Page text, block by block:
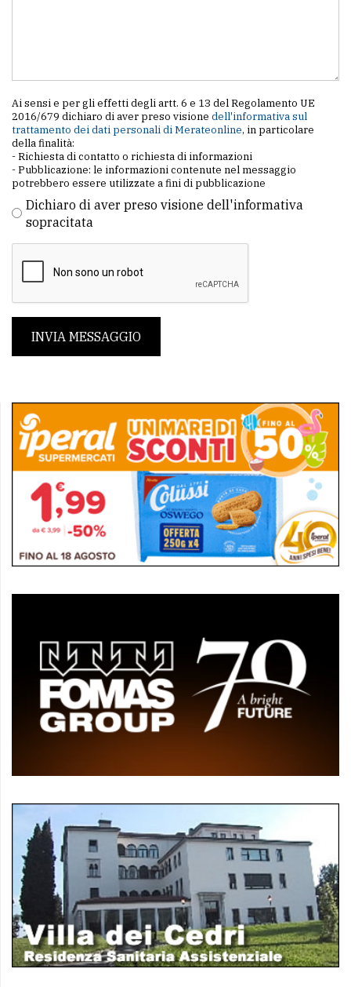
Ai sensi e per gli effetti degli artt. 6 e 13 del Regolamento UE
2016/679 dichiaro di aver preso visione dell'informativa sul
trattamento dei dati personali di Merateonline, in particolare
della finalità:
- Richiesta di contatto o richiesta di informazioni
- Pubblicazione: le informazioni contenute nel messaggio
potrebbero essere utilizzate a fini di pubblicazione
Dichiaro di aver preso visione dell'informativa
sopracitata
INVIA MESSAGGIO